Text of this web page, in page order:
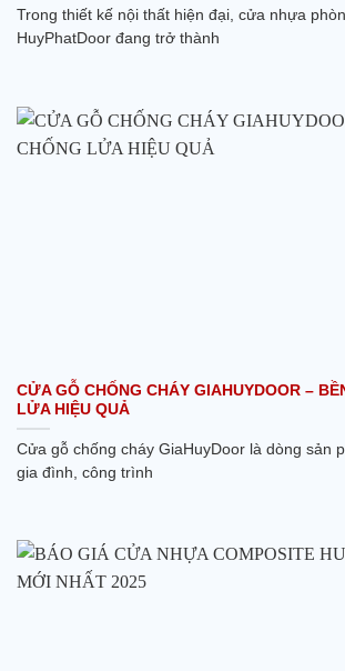
Trong thiết kế nội thất hiện đại, cửa nhựa
HuyPhatDoor đang trở thành
CỬA GỖ CHỐNG CHÁY GIAHUYDOOR –
LỬA HIỆU QUẢ
Cửa gỗ chống cháy GiaHuyDoor là dòng sản
gia đình, công trình